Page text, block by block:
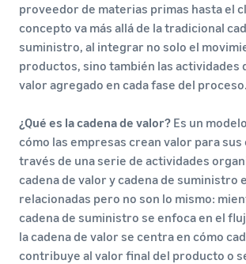
proveedor de materias primas hasta el
concepto va más allá de la tradicional
suministro, al integrar no solo el
productos, sino también las actividades
valor agregado en cada fase del proceso.
¿Qué es la cadena de valor? Es un
cómo las empresas crean valor para
través de una serie de actividades
cadena de valor y cadena de suministro
relacionadas pero no son lo mismo:
cadena de suministro se enfoca en el
la cadena de valor se centra en cómo
contribuye al valor final del producto o